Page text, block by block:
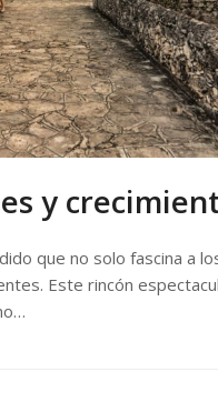
y
que no solo fascina a
Este rincón